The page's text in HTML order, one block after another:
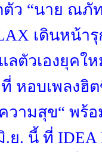
ตัว “นาย ณภั
เดินหน้า
ลตัวเองยุคใ
หอบเพลงฮิ
วามสุข“ พร้
ย. นี้ ที่ IDEA